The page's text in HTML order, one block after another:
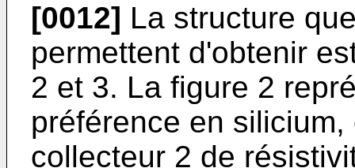
[0012] La structure
permettent d'obtenir
2 et 3. La figure 2
préférence en
collecteur 2 de